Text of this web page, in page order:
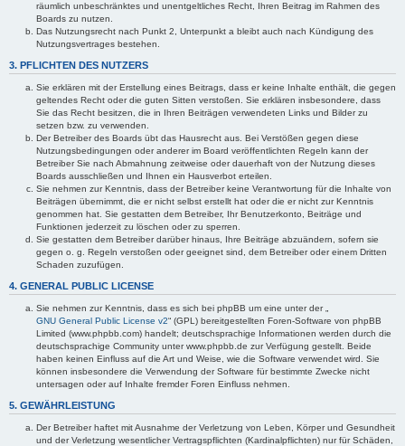
räumlich unbeschränktes und unentgeltliches Recht, Ihren Beitrag im Rahmen des
Boards zu nutzen.
Das Nutzungsrecht nach Punkt 2, Unterpunkt a bleibt auch nach Kündigung des
Nutzungsvertrages bestehen.
3. PFLICHTEN DES NUTZERS
Sie erklären mit der Erstellung eines Beitrags, dass er keine Inhalte enthält, die gegen
geltendes Recht oder die guten Sitten verstoßen. Sie erklären insbesondere, dass
Sie das Recht besitzen, die in Ihren Beiträgen verwendeten Links und Bilder zu
setzen bzw. zu verwenden.
Der Betreiber des Boards übt das Hausrecht aus. Bei Verstößen gegen diese
Nutzungsbedingungen oder anderer im Board veröffentlichten Regeln kann der
Betreiber Sie nach Abmahnung zeitweise oder dauerhaft von der Nutzung dieses
Boards ausschließen und Ihnen ein Hausverbot erteilen.
Sie nehmen zur Kenntnis, dass der Betreiber keine Verantwortung für die Inhalte von
Beiträgen übernimmt, die er nicht selbst erstellt hat oder die er nicht zur Kenntnis
genommen hat. Sie gestatten dem Betreiber, Ihr Benutzerkonto, Beiträge und
Funktionen jederzeit zu löschen oder zu sperren.
Sie gestatten dem Betreiber darüber hinaus, Ihre Beiträge abzuändern, sofern sie
gegen o. g. Regeln verstoßen oder geeignet sind, dem Betreiber oder einem Dritten
Schaden zuzufügen.
4. GENERAL PUBLIC LICENSE
Sie nehmen zur Kenntnis, dass es sich bei phpBB um eine unter der „
GNU General Public License v2“ (GPL) bereitgestellten Foren-Software von phpBB
Limited (www.phpbb.com) handelt; deutschsprachige Informationen werden durch die
deutschsprachige Community unter www.phpbb.de zur Verfügung gestellt. Beide
haben keinen Einfluss auf die Art und Weise, wie die Software verwendet wird. Sie
können insbesondere die Verwendung der Software für bestimmte Zwecke nicht
untersagen oder auf Inhalte fremder Foren Einfluss nehmen.
5. GEWÄHRLEISTUNG
Der Betreiber haftet mit Ausnahme der Verletzung von Leben, Körper und Gesundheit
und der Verletzung wesentlicher Vertragspflichten (Kardinalpflichten) nur für Schäden,